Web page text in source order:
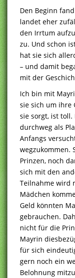
Den Beginn
landet eher
den Irrtum
zu. Und schon
hat sie sich
– und damit
mit der
Ich bin mit
sie sich um ihre
sie sorgt, ist
durchweg als
Anfangs
wegzukommen.
Prinzen, noch
sich mit den
Teilnahme wird
Mädchen
Geld könnten
gebrauchen.
nicht für die
Mayrin
für sich
gern noch ein
Belohnung